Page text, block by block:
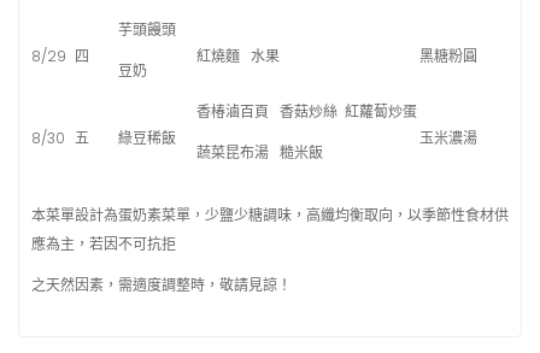
8/29 四
芋頭饅頭
豆奶
紅燒麵 水果 黑糖粉圓
8/30 五 綠豆稀飯
香椿滷百頁 香菇炒絲 紅蘿蔔炒蛋
蔬菜昆布湯 糙米飯
玉米濃湯
本菜單設計為蛋奶素菜單，少鹽少糖調味，高纖均衡取向，以季節性食材供
應為主，若因不可抗拒
之天然因素，需適度調整時，敬請見諒！